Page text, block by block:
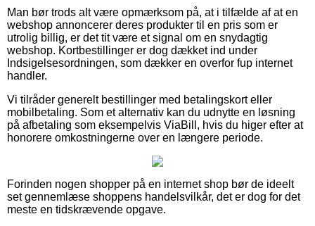
Man bør trods alt være opmærksom på, at i tilfælde af at en
webshop annoncerer deres produkter til en pris som er
utrolig billig, er det tit være et signal om en snydagtig
webshop. Kortbestillinger er dog dækket ind under
Indsigelsesordningen, som dækker en overfor fup internet
handler.
Vi tilråder generelt bestillinger med betalingskort eller
mobilbetaling. Som et alternativ kan du udnytte en løsning
på afbetaling som eksempelvis ViaBill, hvis du higer efter at
honorere omkostningerne over en længere periode.
Forinden nogen shopper på en internet shop bør de ideelt
set gennemlæse shoppens handelsvilkår, det er dog for det
meste en tidskrævende opgave.